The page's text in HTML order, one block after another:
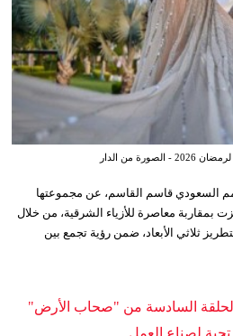
من الدار
السعودي قاسم القاسم، عن مجموعتها
والتي تميزت بمقاربة معاصرة للأزياء الشرقية، من خلال
ثلاثي الأبعاد، ضمن رؤية تجمع بين
السادسة من "صحاب الأرض"
لصناع العمل